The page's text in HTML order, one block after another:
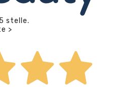
stelle.
>